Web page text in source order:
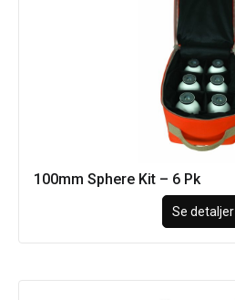
100mm Sphere Kit – 6 Pk
Se detaljer